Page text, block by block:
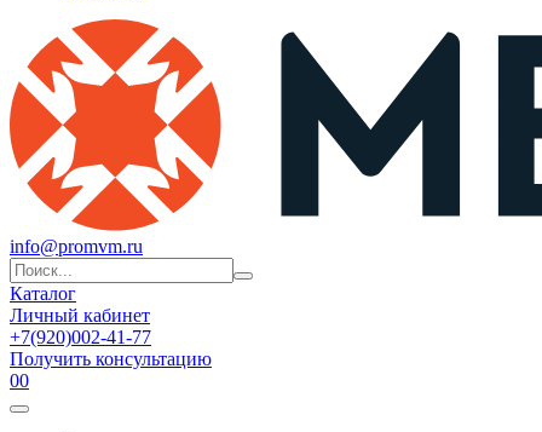
info@promvm.ru
Каталог
Личный кабинет
+7(920)002-41-77
Получить консультацию
00